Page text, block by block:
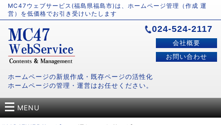
MC47ウェブサービス(福島県福島市)は、ホームページ管理（作成 運
営）を低価格でお引き受けいたします
ホームページの新規作成・既存ページの活性化
ホームページの管理・運営はお任せください。
024-524-2117
会社概要
お問い合わせ
MENU